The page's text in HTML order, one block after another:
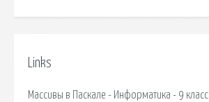
Links
Массивы в Паскале - Информатика - 9 класс.